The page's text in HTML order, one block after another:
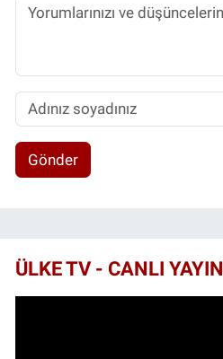
Gönder
ÜLKE TV - CANLI YAYIN